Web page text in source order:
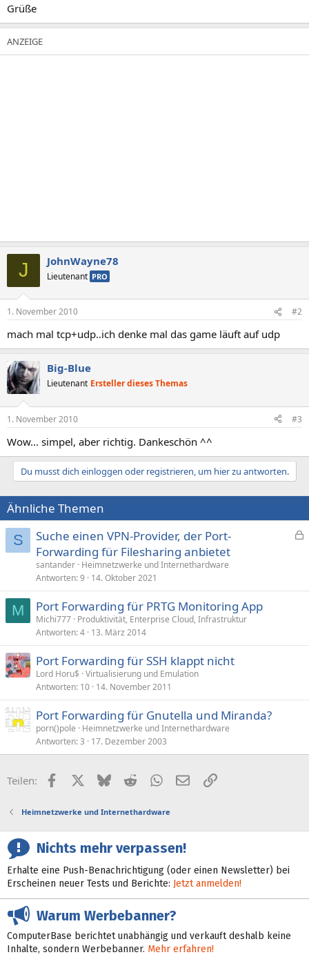
Grüße
J JohnWayne78
Lieutenant PRO
1. November 2010 #2
mach mal tcp+udp..ich denke mal das game läuft auf udp
Big-Blue
Lieutenant Ersteller dieses Themas
1. November 2010 #3
Wow... simpel, aber richtig. Dankeschön ^^
Du musst dich einloggen oder registrieren, um hier zu antworten.
Ähnliche Themen
S
e
Suche einen VPN-Provider, der Port-
Forwarding für Filesharing anbietet
santander Heimnetzwerke und Internethardware
Antworten 9 14. Oktober 2021
M Port Forwarding für PRTG Monitoring App
Michi777 Produktivität, Enterprise Cloud, Infrastruktur
Antworten 4 13. März 2014
Port Forwarding für SSH klappt nicht
Lord Horu$ Virtualisierung und Emulation
Antworten 10 14. November 2011
Port Forwarding für Gnutella und Miranda?
porn()pole
Heimnetzwerke und Internethardware
Antworten 3 17. Dezember 2003
Teilen: FacebookX (Twitter)
BlueskyRedditWhatsApp
E-MailLink
Heimnetzwerke und Internethardware
Nichts mehr verpassen!
Erhalte eine Push-Benachrichtigung (oder einen Newsletter) bei
Erscheinen neuer Tests und Berichte: Jetzt anmelden!
Warum Werbebanner?
ComputerBase berichtet unabhängig und verkauft deshalb keine
Inhalte, sondern Werbebanner. Mehr erfahren!